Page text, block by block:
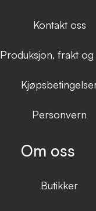
Kontakt oss
Produksjon, frakt
Personvern
Om oss
Butikker